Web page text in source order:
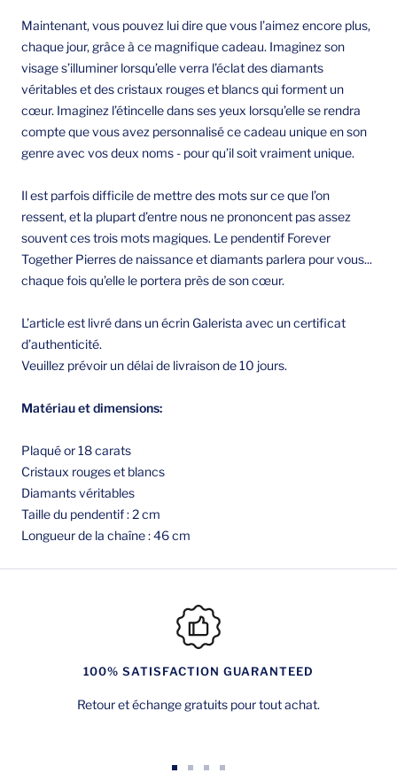
Maintenant, vous pouvez lui dire que vous l’aimez encore plus,
chaque jour, grâce à ce magnifique cadeau. Imaginez son
visage s’illuminer lorsqu’elle verra l’éclat des diamants
véritables et des cristaux rouges et blancs qui forment un
cœur. Imaginez l’étincelle dans ses yeux lorsqu’elle se rendra
compte que vous avez personnalisé ce cadeau unique en son
genre avec vos deux noms - pour qu’il soit vraiment unique.
Il est parfois difficile de mettre des mots sur ce que l’on
ressent, et la plupart d’entre nous ne prononcent pas assez
souvent ces trois mots magiques. Le pendentif Forever
Together Pierres de naissance et diamants parlera pour vous...
chaque fois qu’elle le portera près de son cœur.
L’article est livré dans un écrin Galerista avec un certificat
d’authenticité.
Veuillez prévoir un délai de livraison de 10 jours.
Matériau et dimensions:
Plaqué or 18 carats
Cristaux rouges et blancs
Diamants véritables
Taille du pendentif : 2 cm
Longueur de la chaîne : 46 cm
100% SATISFACTION GUARANTEED
Retour et échange gratuits pour tout achat.